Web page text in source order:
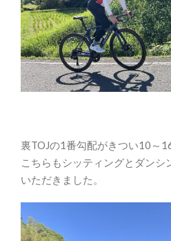
裏TOJの1番勾配がきつい10～
こちらもシッティングとダンシ
いただきました。